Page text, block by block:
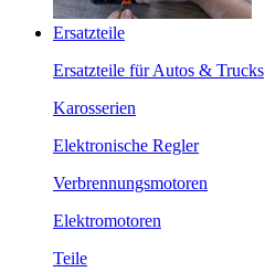
Ersatzteile
Ersatzteile für Autos & Trucks
Karosserien
Elektronische Regler
Verbrennungsmotoren
Elektromotoren
Teile